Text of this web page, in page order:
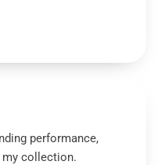
performance,
collection.